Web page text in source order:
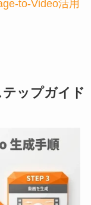
to-Video活用
ップガイド